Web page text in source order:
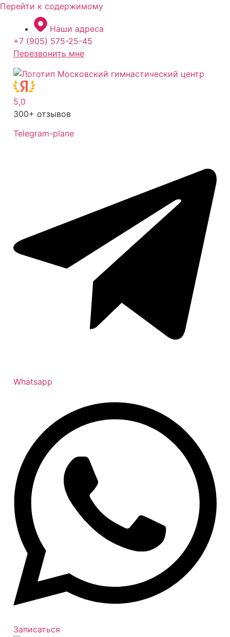
Перейти к содержимому
Наши адреса
+7 (905) 575-25-45
Перезвонить мне
5,0
300+ отзывов
Telegram-plane
Whatsapp
Записаться